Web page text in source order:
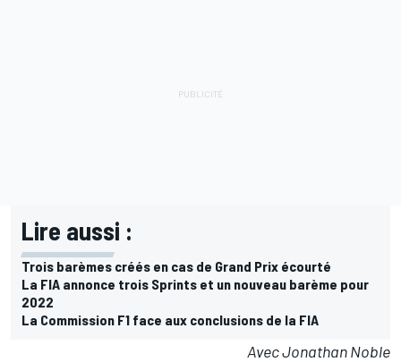
Lire aussi :
Trois barèmes créés en cas de Grand Prix écourté
La FIA annonce trois Sprints et un nouveau barème pour
2022
La Commission F1 face aux conclusions de la FIA
Avec Jonathan Noble